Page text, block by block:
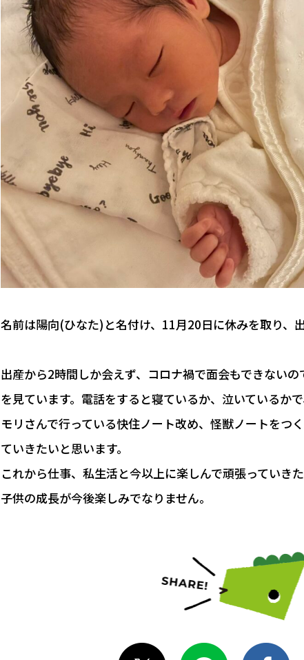
名前は陽向(ひなた)と名付け、11月20日に休みを取り、
出産から2時間しか会えず、コロナ禍で面会もできない
を見ています。電話をすると寝ているか、泣いているか
モリさんで行っている快住ノート改め、怪獣ノートをつ
ていきたいと思います。
これから仕事、私生活と今以上に楽しんで頑張っていき
子供の成長が今後楽しみでなりません。